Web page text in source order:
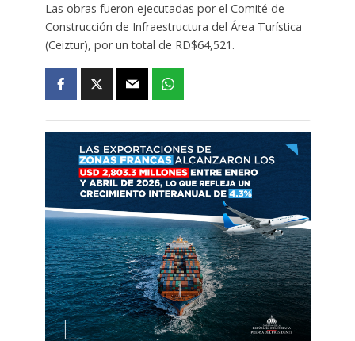
Las obras fueron ejecutadas por el Comité de
Construcción de Infraestructura del Área Turística
(Ceiztur), por un total de RD$64,521.